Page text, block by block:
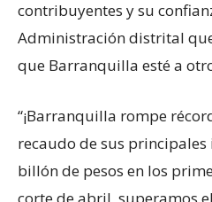
contribuyentes y su
Administración distrital
que Barranquilla esté a
“¡Barranquilla rompe
recaudo de sus
billón de pesos en los